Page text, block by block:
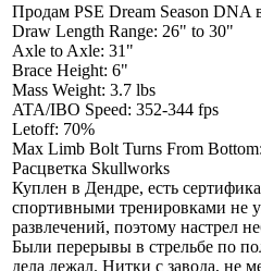
Продам PSE Dream Season DNA
Draw Length Range: 26" to 30"
Axle to Axle: 31"
Brace Height: 6"
Mass Weight: 3.7 lbs
ATA/IBO Speed: 352-344 fps
Letoff: 70%
Max Limb Bolt Turns From
Расцветка Skullworks
Куплен в Дендре, есть
спортивными тренировками не
развлечений, поэтому настрел
Были перерывы в стрельбе по
дела лежал. Нитки с завода, не